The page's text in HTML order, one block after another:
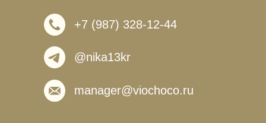
+7 (987) 328-12-44
@nika13kr
manager@viochoco.ru